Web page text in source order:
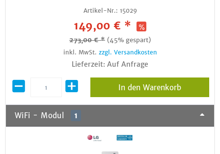
Artikel-Nr.: 15029
149,00 € *
273,00 € * (45% gespart)
inkl. MwSt. zzgl. Versandkosten
Lieferzeit: Auf Anfrage
In den Warenkorb
WiFi - Modul 1